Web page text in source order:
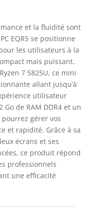
et la fluidité sont
EQR5 se positionne
les utilisateurs à la
mais puissant.
7 5825U, ce mini
allant jusqu’à
utilisateur
Go de RAM DDR4 et un
pourrez gérer vos
et rapidité. Grâce à sa
écrans et ses
ce produit répond
professionnels
une efficacité